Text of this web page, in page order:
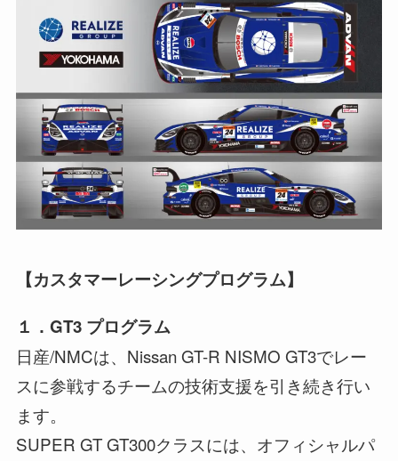
【カスタマーレーシングプログラム】
１．GT3 プログラム
日産/NMCは、Nissan GT-R NISMO GT3でレー
スに参戦するチームの技術支援を引き続き行い
ます。
SUPER GT GT300クラスには、オフィシャルパ